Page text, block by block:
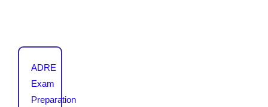
ADRE
Exam
Preparation